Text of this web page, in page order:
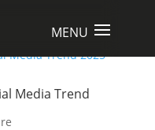
Media Trend